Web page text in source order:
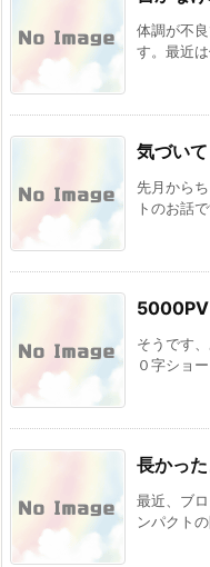
体調が不
す。最近
気づい
先月から
トのお話
5000PV
そうです
０字ショ
長かっ
最近、ブ
ンパクト